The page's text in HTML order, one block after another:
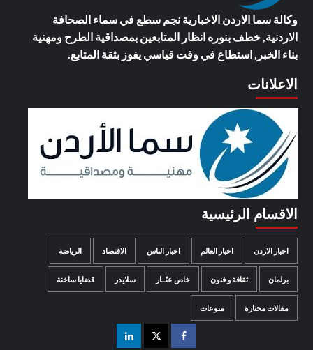
وكالة سما الاردن الاخباريةنجم سطع في سماء الصحافة
الاردنية, خطف بنوره انظار المتابعين بمصداقية الطرح ومهنية
بناء الخبر, استطاع في وقت قياسي يفوز بثقة المتابع.
الاعلانات
الاقسام الرئيسية
اخبار الاردن اخبار العالم اخبار الناس الاقتصاد الرياضة
برلمان ثقافة و فنون خاص عنّــار سلايدر قضايا ساخنة
مقالات مختارة منوعات